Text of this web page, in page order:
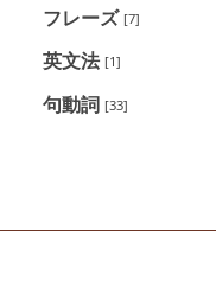
フレーズ [7]
英文法 [1]
句動詞 [33]